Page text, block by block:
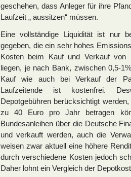
geschehen, dass Anleger für ihre
Laufzeit „ aussitzen“ müssen.
Eine vollständige Liquidität ist nur
gegeben, die ein sehr hohes
Kosten beim Kauf und Verkauf von
liegen, je nach Bank, zwischen 0,5-
Kauf wie auch bei Verkauf der
Laufzeitende ist kostenfrei.
Depotgebühren berücksichtigt
zu 40 Euro pro Jahr betragen
Bundesanleihen über die Deutsche
und verkauft werden, auch die
weisen zwar aktuell eine höhere
durch verschiedene Kosten jedoch
Daher lohnt ein Vergleich der